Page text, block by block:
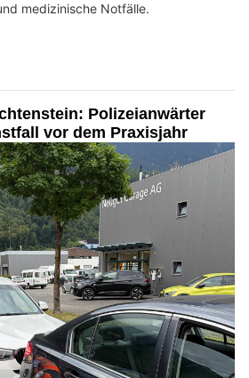
medizinische Notfälle.
Polizeianwärter
vor dem Praxisjahr